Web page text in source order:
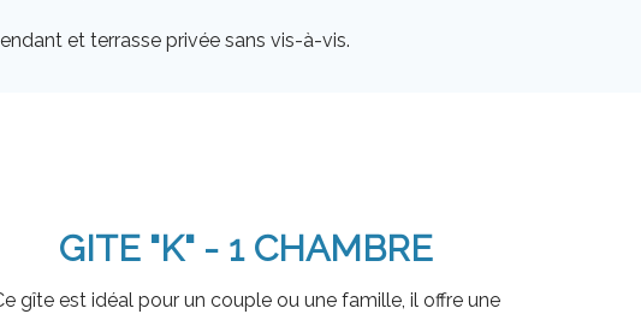
et terrasse privée sans vis-à-vis.
GITE "K" - 1 CHAMBRE
gîte est idéal pour un couple ou une famille, il offre une